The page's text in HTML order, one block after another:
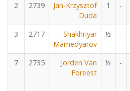
2
2739
Jan-Krzysztof
Duda
1 -
3 2717
Shakhriyar
Mamedyarov
½ -
7 2735
Jorden Van
Foreest
½ -